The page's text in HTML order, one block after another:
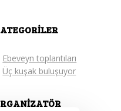
Ebeveyn toplantıları
Üç kuşak buluşuyor